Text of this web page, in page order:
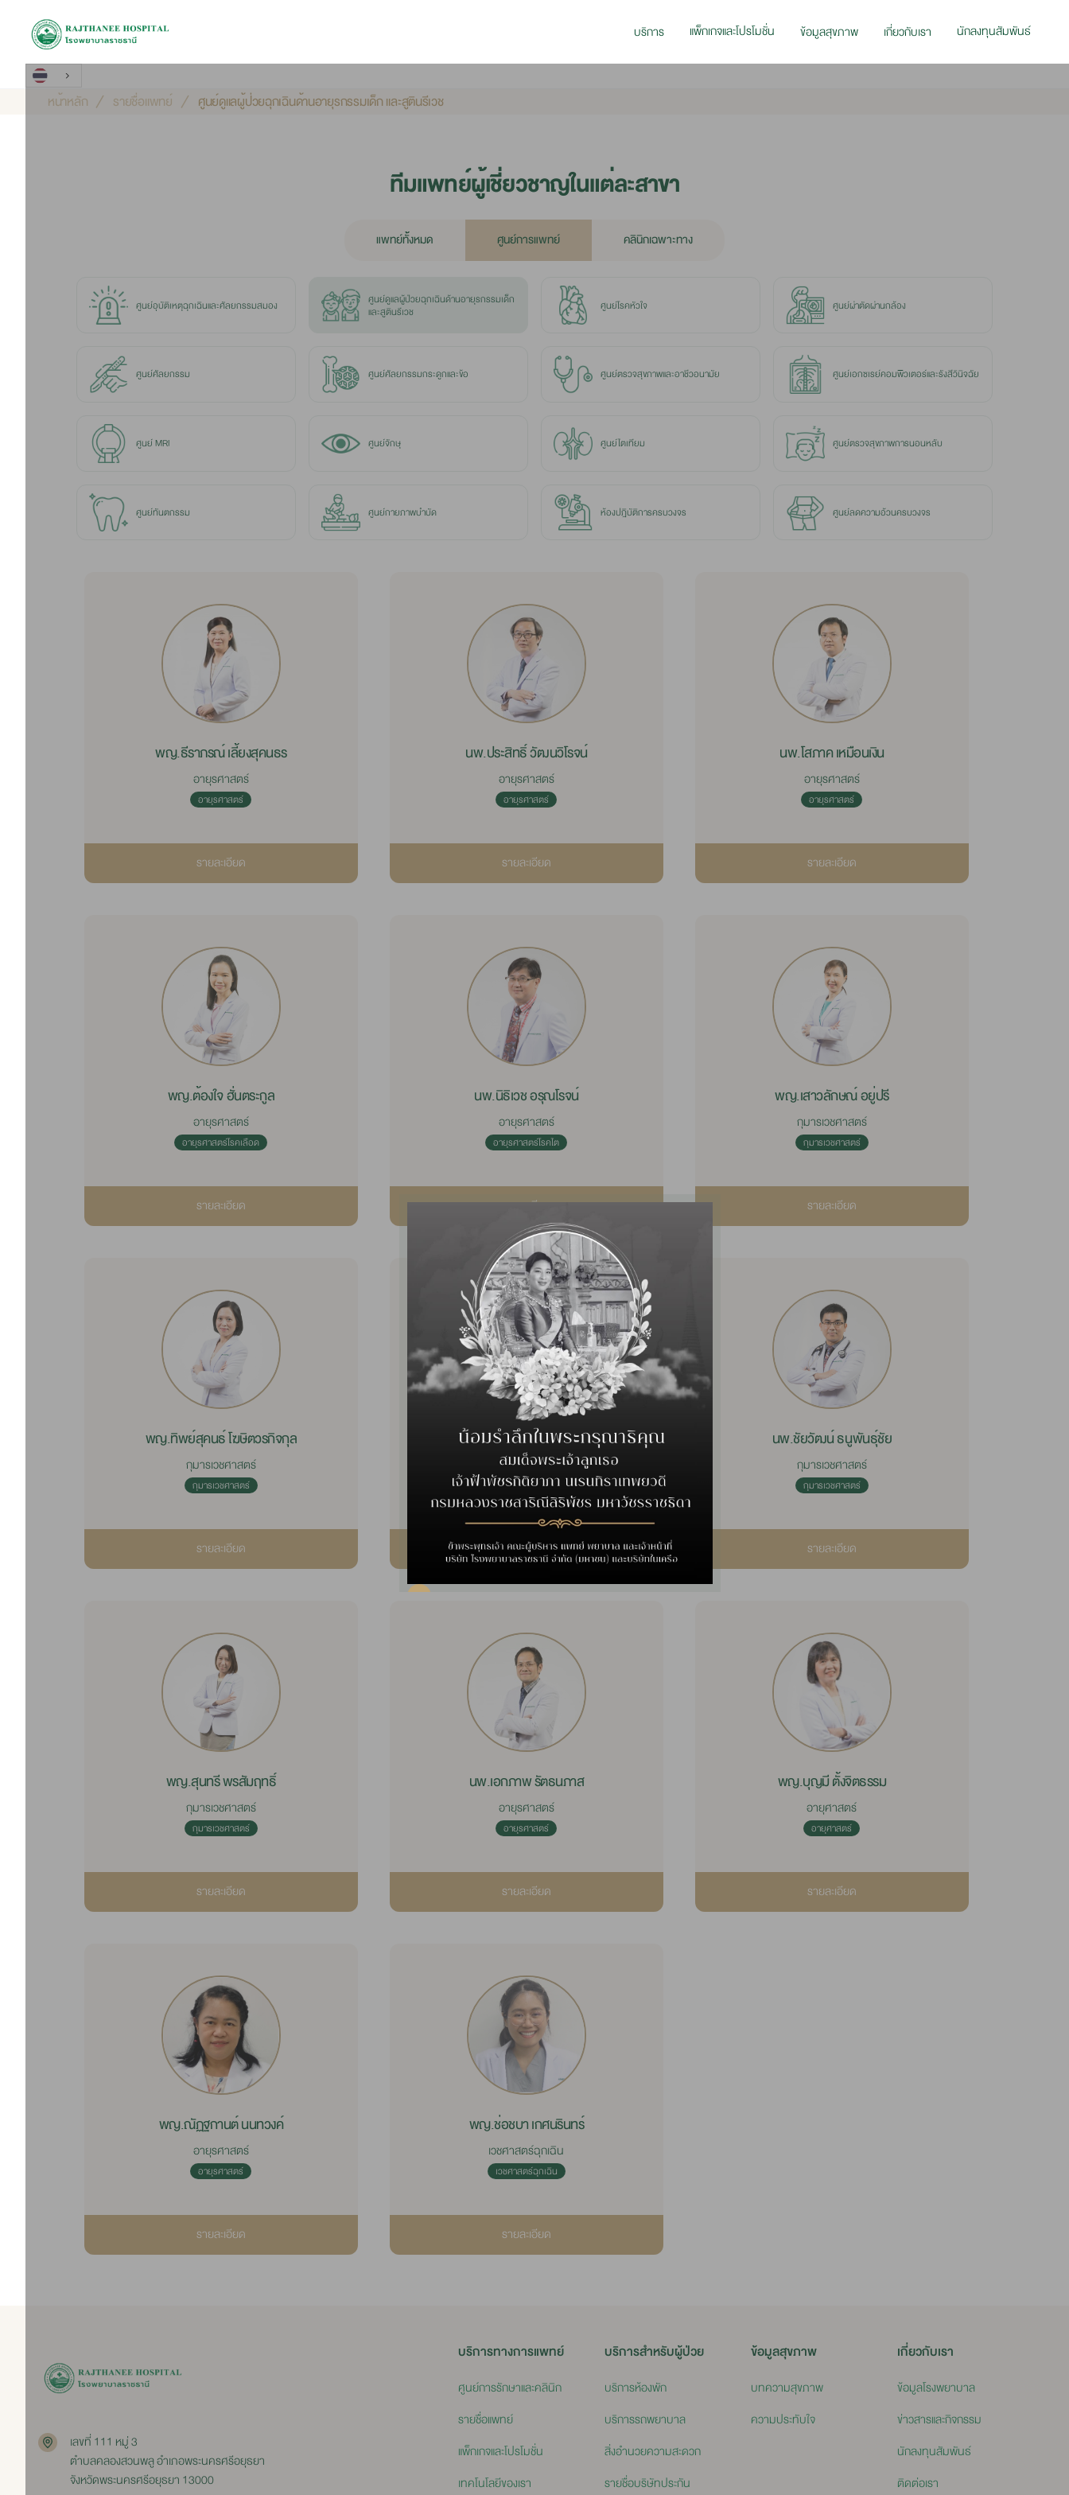
บริการ แพ็กเกจและโปรโมชั่น ข้อมูลสุขภาพ เกี่ยวกับเรา นักลงทุนสัมพันธ์
หน้าหลัก รายชื่อแพทย์ ศูนย์ดูแลผู้ป่วยฉุกเฉินด้านอายุรกรรมเด็ก และสูตินรีเวช
ทีมแพทย์ผู้เชี่ยวชาญในแต่ละสาขา
แพทย์ท้ั้งหมด ศูนย์การแพทย์ คลินิกเฉพาะทาง
ศูนย์อุบัติเหตุฉุกเฉินและศัลยกรรมสมอง
ศูนย์ดูแลผู้ป่วยฉุกเฉินด้านอายุรกรรมเด็ก
และสูตินรีเวช
ศูนย์โรคหัวใจ ศูนย์ผ่าตัดผ่านกล้อง
ศูนย์ศัลยกรรม ศูนย์ศัลยกรรมกระดูกและข้อ ศูนย์ตรวจสุขภาพและอาชีวอนามัย ศูนย์เอกซเรย์คอมพิวเตอร์และรังสีวินิจฉัย
ศูนย์ MRI ศูนย์จักษุ ศูนย์ไตเทียม ศูนย์ตรวจสุขภาพการนอนหลับ
ศูนย์ทันตกรรม ศูนย์กายภาพบำบัด ห้องปฎิบัติการครบวงจร ศูนย์ลดความอ้วนครบวงจร
พญ.ธีราภรณ์ เลี้ยงสุคนธร
อายุรศาสตร์
อายุรศาสตร์
รายละเอียด
นพ.ประสิทธิ์ วัฒนวิโรจน์
อายุรศาสตร์
อายุรศาสตร์
รายละเอียด
นพ.โสภาค เหมือนเงิน
อายุรศาสตร์
อายุรศาสตร์
รายละเอียด
พญ.ต้องใจ ฮั่นตระกูล
อายุรศาสตร์
อายุรศาสตร์โรคเลือด
รายละเอียด
นพ.นิธิเวช อรุณโรจน์
อายุรศาสตร์
อายุรศาสตร์โรคไต
รายละเอียด
พญ.เสาวลักษณ์ อยู่ปรี
กุมารเวชศาสตร์
กุมารเวชศาสตร์
รายละเอียด
พญ.ทิพย์สุคนธ์ โฆษิตวรกิจกุล
กุมารเวชศาสตร์
กุมารเวชศาสตร์
รายละเอียด
พญ.ณัฐกฤตา แช่มลำเจียก
กุมารเวชศาสตร์
กุมารเวชศาสตร์
รายละเอียด
นพ.ชัยวัฒน์ ธนูพันธุ์ชัย
กุมารเวชศาสตร์
กุมารเวชศาสตร์
รายละเอียด
พญ.สุนทรี พรสัมฤทธิ์
กุมารเวชศาสตร์
กุมารเวชศาสตร์
รายละเอียด
นพ.เอกภาพ รัตธนภาส
อายุรศาสตร์
อายุรศาสตร์
รายละเอียด
พญ.บุญมี ตั้งจิตธรรม
อายุศาสตร์
อายุศาสตร์
รายละเอียด
พญ.ณัฏฐกานต์ นนทวงค์
อายุรศาสตร์
อายุรศาสตร์
รายละเอียด
พญ.ช่อชบา เกศนรินทร์
เวชศาสตร์ฉุกเฉิน
เวชศาสตร์ฉุกเฉิน
รายละเอียด
เลขที่ 111 หมู่ 3
ตำบลคลองสวนพลู อำเภอพระนครศรีอยุธยา
จังหวัดพระนครศรีอยุธยา 13000
บริการทางการแพทย์
ศูนย์การรักษาและคลินิก
รายชื่อแพทย์
แพ็กเกจและโปรโมชั่น
เทคโนโลยีของเรา
บริการสำหรับผู้ป่วย
บริการห้องพัก
บริการรถพยาบาล
สิ่งอำนวยความสะดวก
รายชื่อบริษัทประกัน
ข้อมูลสุขภาพ
บทความสุขภาพ
ความประทับใจ
เกี่ยวกับเรา
ข้อมูลโรงพยาบาล
ข่าวสารและกิจกรรม
นักลงทุนสัมพันธ์
ติดต่อเรา